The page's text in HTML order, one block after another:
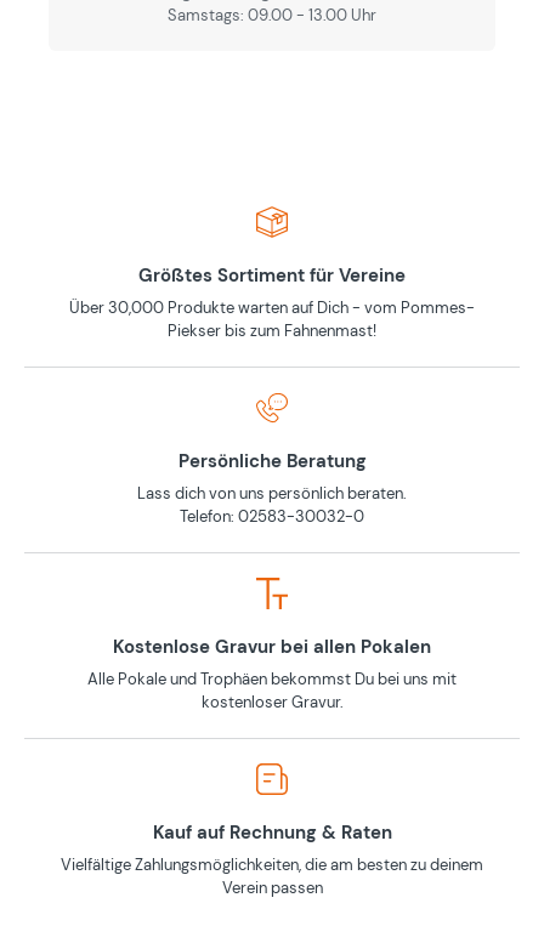
Samstags: 09.00 - 13.00 Uhr
Größtes Sortiment für Vereine
Über 30,000 Produkte warten auf Dich - vom Pommes-
Piekser bis zum Fahnenmast!
Persönliche Beratung
Lass dich von uns persönlich beraten.
Telefon: 02583-30032-0
Kostenlose Gravur bei allen Pokalen
Alle Pokale und Trophäen bekommst Du bei uns mit
kostenloser Gravur.
Kauf auf Rechnung & Raten
Vielfältige Zahlungsmöglichkeiten, die am besten zu deinem
Verein passen